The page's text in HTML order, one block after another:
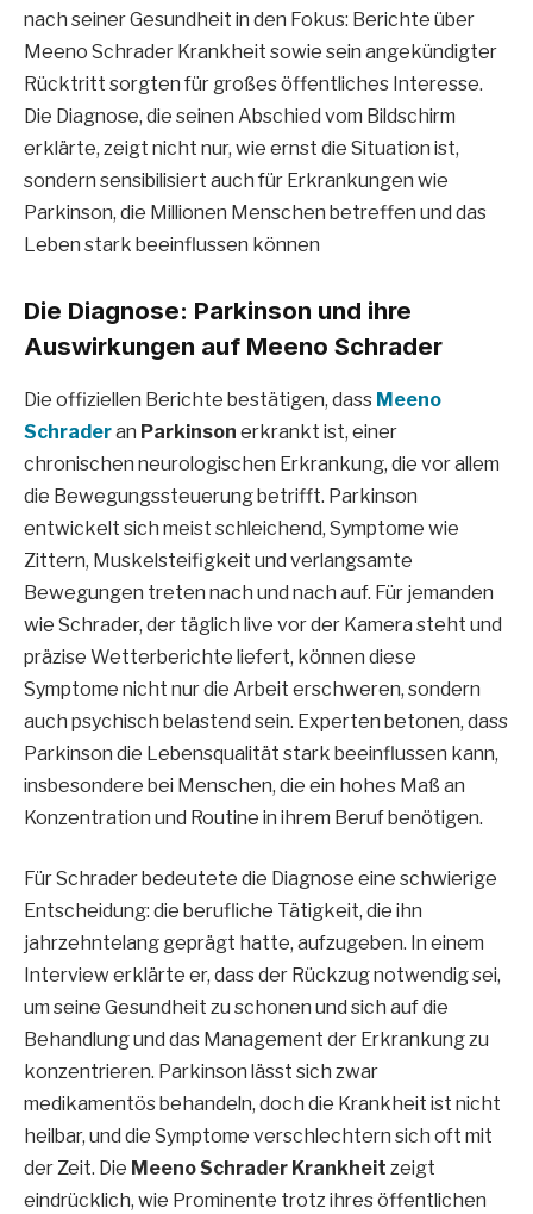
nach seiner Gesundheit in den Fokus: Berichte über
Meeno Schrader Krankheit sowie sein angekündigter
Rücktritt sorgten für großes öffentliches Interesse.
Die Diagnose, die seinen Abschied vom Bildschirm
erklärte, zeigt nicht nur, wie ernst die Situation ist,
sondern sensibilisiert auch für Erkrankungen wie
Parkinson, die Millionen Menschen betreffen und das
Leben stark beeinflussen können
Die Diagnose: Parkinson und ihre
Auswirkungen auf Meeno Schrader
Die offiziellen Berichte bestätigen, dass Meeno
Schraderan Parkinson erkrankt ist, einer
chronischen neurologischen Erkrankung, die vor allem
die Bewegungssteuerung betrifft. Parkinson
entwickelt sich meist schleichend, Symptome wie
Zittern, Muskelsteifigkeit und verlangsamte
Bewegungen treten nach und nach auf. Für jemanden
wie Schrader, der täglich live vor der Kamera steht und
präzise Wetterberichte liefert, können diese
Symptome nicht nur die Arbeit erschweren, sondern
auch psychisch belastend sein. Experten betonen, dass
Parkinson die Lebensqualität stark beeinflussen kann,
insbesondere bei Menschen, die ein hohes Maß an
Konzentration und Routine in ihrem Beruf benötigen.
Für Schrader bedeutete die Diagnose eine schwierige
Entscheidung: die berufliche Tätigkeit, die ihn
jahrzehntelang geprägt hatte, aufzugeben. In einem
Interview erklärte er, dass der Rückzug notwendig sei,
um seine Gesundheit zu schonen und sich auf die
Behandlung und das Management der Erkrankung zu
konzentrieren. Parkinson lässt sich zwar
medikamentös behandeln, doch die Krankheit ist nicht
heilbar, und die Symptome verschlechtern sich oft mit
der Zeit. Die Meeno Schrader Krankheit zeigt
eindrücklich, wie Prominente trotz ihres öffentlichen